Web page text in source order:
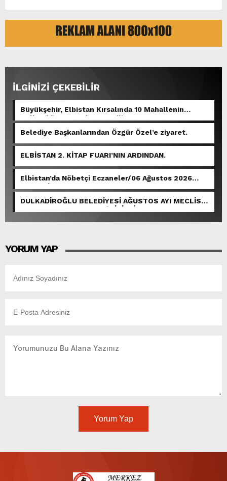
İLGİNİZİ ÇEKEBİLİR
Büyükşehir, Elbistan Kırsalında 10 Mahallenin
Kullandığı Grup Yolunu Yeniliyor.
Belediye Başkanlarından Özgür Özel’e ziyaret.
ELBİSTAN 2. KİTAP FUARI’NIN ARDINDAN.
Elbistan’da Nöbetçi Eczaneler/06 Ağustos 2026
Perşembe
DULKADİROĞLU BELEDİYESİ AĞUSTOS AYI MECLİS
TOPLANTISI GERÇEKLEŞTİRİLDİ.
YORUM YAP
Yorum Yap